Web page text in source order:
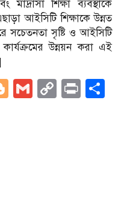
শিক্ষা ব্যবস্থাকে
আইসিটি শিক্ষাকে উন্নত
সচেতনতা সৃষ্টি ও আইসিটি
উন্নয়ন করা এই
Blogger
GmailCopy
Print